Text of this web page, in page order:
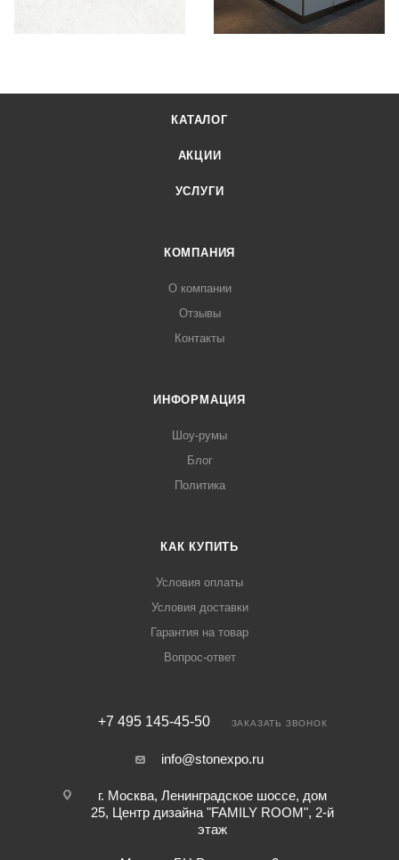
КАТАЛОГ
АКЦИИ
УСЛУГИ
КОМПАНИЯ
О компании
Отзывы
Контакты
ИНФОРМАЦИЯ
Шоу-румы
Блог
Политика
КАК КУПИТЬ
Условия оплаты
Условия доставки
Гарантия на товар
Вопрос-ответ
+7 495 145-45-50 ЗАКАЗАТЬ ЗВОНОК
info@stonexpo.ru
г. Москва, Ленинградское шоссе, дом
25, Центр дизайна "FAMILY ROOM", 2-й
этаж